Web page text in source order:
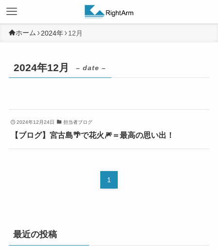
ホーム 2024年 12月
2024年12月 – date –
2024年12月24日 担当者ブログ
【ブログ】宮古島🌴で花火🎆＝最高の思い出！
1
最近の投稿